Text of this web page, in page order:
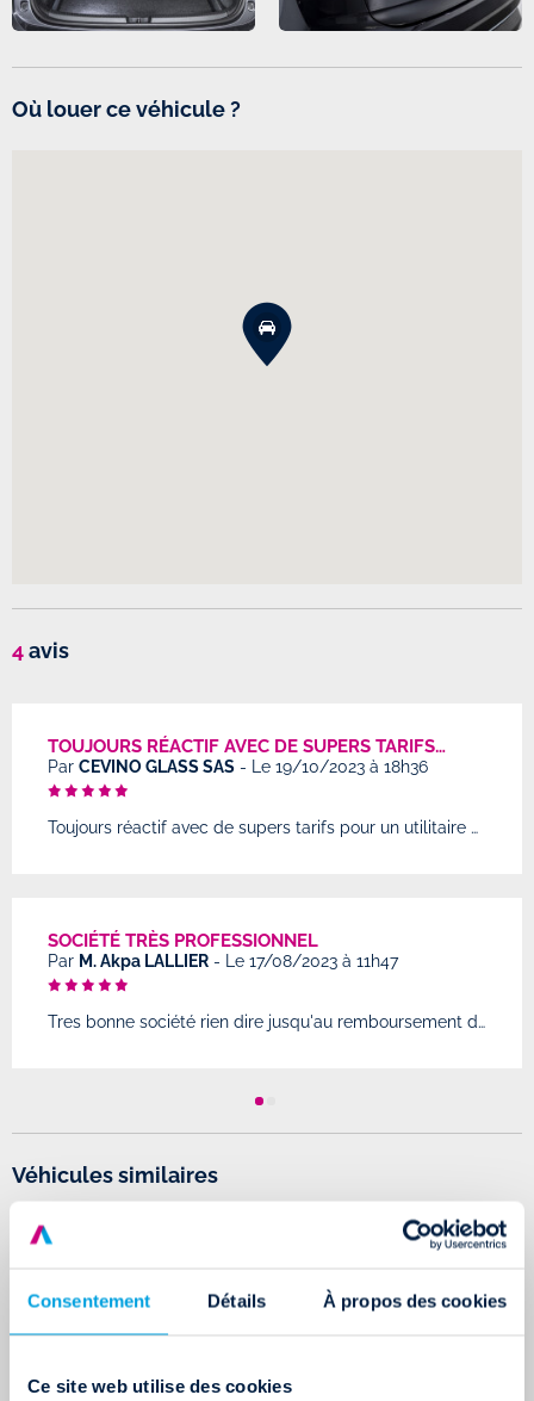
Consentement Détails À propos des cookies
Ce site web utilise des cookies
Où louer ce véhicule ?
4avis
TOUJOURS RÉACTIF AVEC DE SUPERS TARIFS…
Par CEVINO GLASS SAS - Le 19/10/2023 à 18h36
Toujours réactif avec de supers tarifs pour un utilitaire ou une voiture.
SOCIÉTÉ TRÈS PROFESSIONNEL
Par M. Akpa LALLIER - Le 17/08/2023 à 11h47
Tres bonne société rien dire jusqu'au remboursement de la caution et la location vraiment top
Véhicules similaires